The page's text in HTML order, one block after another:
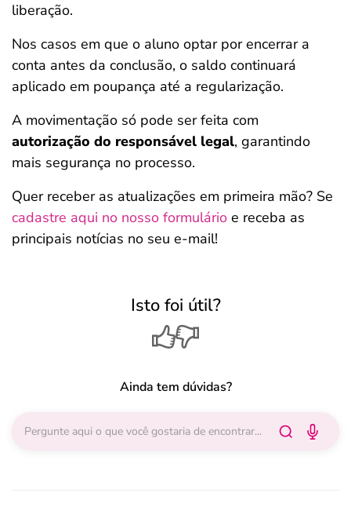
liberação.
Nos casos em que o aluno optar por encerrar a
conta antes da conclusão, o saldo continuará
aplicado em poupança até a regularização.
A movimentação só pode ser feita com
autorização do responsável legal, garantindo
mais segurança no processo.
Quer receber as atualizações em primeira mão? Se
cadastre aqui no nosso formulário e receba as
principais notícias no seu e-mail!
Isto foi útil?
Ainda tem dúvidas?